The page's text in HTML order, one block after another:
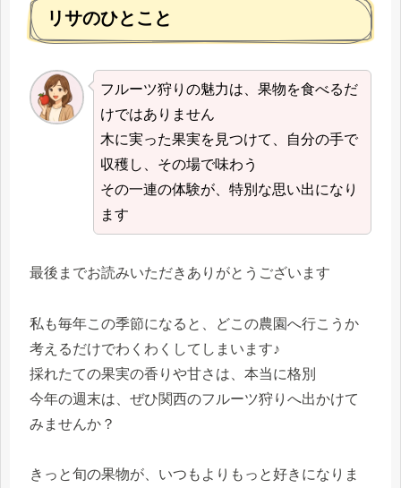
リサのひとこと
フルーツ狩りの魅力は、果物を食べるだ
けではありません
木に実った果実を見つけて、自分の手で
収穫し、その場で味わう
その一連の体験が、特別な思い出になり
ます
最後までお読みいただきありがとうございます
私も毎年この季節になると、どこの農園へ行こうか
考えるだけでわくわくしてしまいます♪
採れたての果実の香りや甘さは、本当に格別
今年の週末は、ぜひ関西のフルーツ狩りへ出かけて
みませんか？
きっと旬の果物が、いつもよりもっと好きになりま